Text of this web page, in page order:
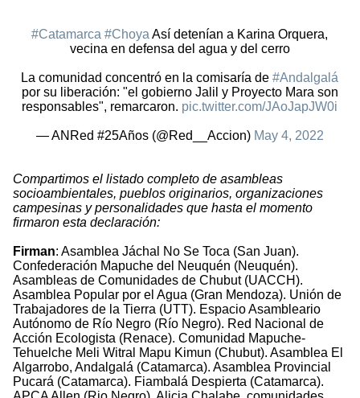
#Catamarca #Choya Así detenían a Karina Orquera,
vecina en defensa del agua y del cerro
La comunidad concentró en la comisaría de#Andalgalá
por su liberación: "el gobierno Jalil y Proyecto Mara son
responsables", remarcaron. pic.twitter.com/JAoJapJW0i
— ANRed #25Años (@Red__Accion) May 4, 2022
Compartimos el listado completo de asambleas
socioambientales, pueblos originarios, organizaciones
campesinas y personalidades que hasta el momento
firmaron esta declaración:
Firman: Asamblea Jáchal No Se Toca (San Juan).
Confederación Mapuche del Neuquén (Neuquén).
Asambleas de Comunidades de Chubut (UACCH).
Asamblea Popular por el Agua (Gran Mendoza). Unión de
Trabajadores de la Tierra (UTT). Espacio Asambleario
Autónomo de Río Negro (Río Negro). Red Nacional de
Acción Ecologista (Renace). Comunidad Mapuche-
Tehuelche Meli Witral Mapu Kimun (Chubut). Asamblea El
Algarrobo, Andalgalá (Catamarca). Asamblea Provincial
Pucará (Catamarca). Fiambalá Despierta (Catamarca).